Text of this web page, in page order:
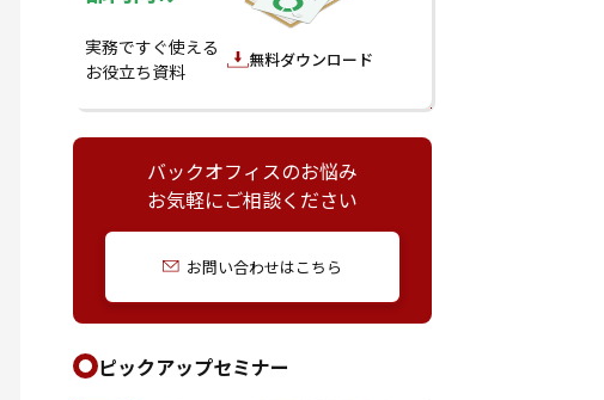
実務ですぐ使える
お役立ち資料
無料ダウンロード
バックオフィスのお悩み
お気軽にご相談ください
お問い合わせはこちら
ピックアップセミナー